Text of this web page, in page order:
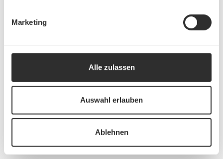
Marketing
Alle zulassen
Auswahl erlauben
Ablehnen